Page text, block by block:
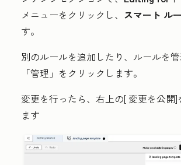
メニューをクリックし、 スマート ル
す。
別のルールを追加したり、ルールを管
「管理」 をクリックします。
変更を行ったら、右上の[ 変更を公開]
ます